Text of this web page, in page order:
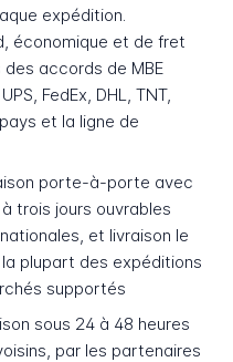
expédition.
économique et de fret
accords de MBE
FedEx, DHL, TNT,
et la ligne de
porte-à-porte avec
trois jours ouvrables
et livraison le
plupart des expéditions
supportés
sous 24 à 48 heures
par les partenaires